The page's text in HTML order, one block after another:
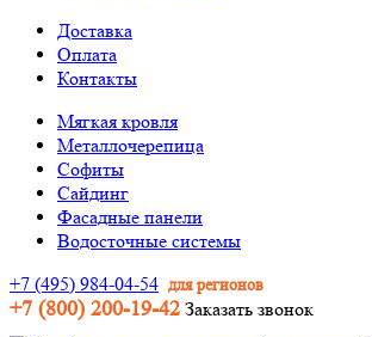
Доставка
Оплата
Контакты
Мягкая кровля
Металлочерепица
Софиты
Сайдинг
Фасадные панели
Водосточные системы
+7 (495) 984-04-54 для регионов
+7 (800) 200-19-42 Заказать звонок